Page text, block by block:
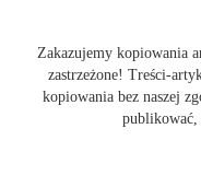
Zakazujemy kopiowania
zastrzeżone! Treści-
kopiowania bez naszej
publikować,